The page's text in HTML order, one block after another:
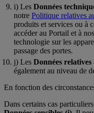
Les Données
notre Politique relatives
produits et services ou à
accéder au Portail et à
technologie sur les
passage des portes.
Les Données
également au niveau de
En fonction des
Dans certains cas